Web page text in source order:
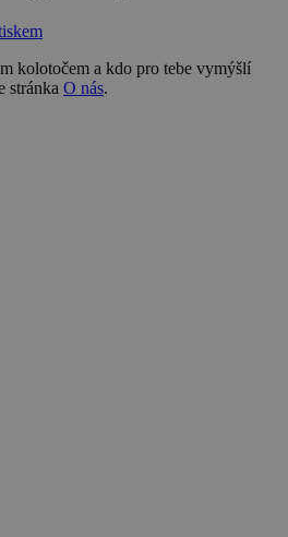
kolotočem a kdo pro tebe vymýšlí
stránka O nás.